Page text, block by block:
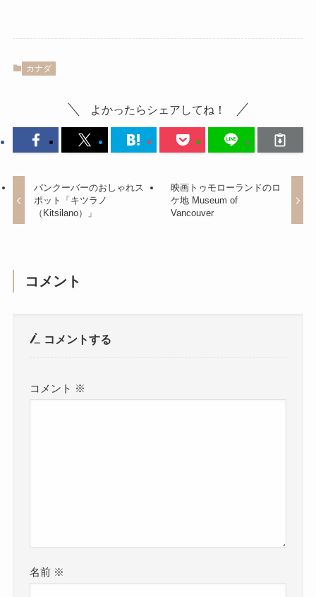
カナダ
よかったらシェアしてね！
バンクーバーのおしゃれス
ポット「キツラノ
（Kitsilano）」
映画トゥモローランドのロ
ケ地 Museum of
Vancouver
コメント
コメントする
コメント ※
名前 ※